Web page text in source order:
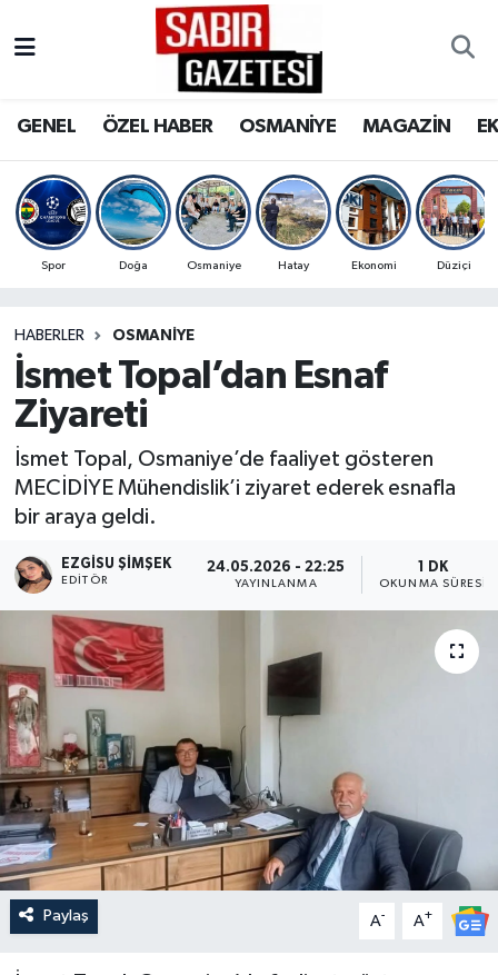
GENEL ÖZEL HABER OSMANİYE MAGAZİN
Spor Doğa Osmaniye Hatay Ekonomi Düziçi
HABERLER OSMANIYE
İsmet Topal’dan Esnaf
Ziyareti
İsmet Topal, Osmaniye’de faaliyet gösteren
MECİDİYE Mühendislik’i ziyaret ederek esnafla
bir araya geldi.
EZGISU ŞIMŞEK
EDITÖR
24.05.2026 - 22:25
YAYINLANMA
1 DK
OKUNMA SÜRESI
Paylaş A- A+
OSMANİYE
MAGAZİN
SPOR
RESMİ İLANLAR
Osmaniye Nöbetçi Eczaneler
Osmaniye Trafik Yoğunluk Haritası
Süper Lig Puan Durumu ve Fikstür
Son Dakika Haberleri
Haber Arşivi